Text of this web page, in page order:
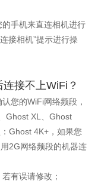
手机来直连相机进行
接相机”提示进行操
接不上WiFi？
您的WiFi网络频段，
Ghost XL、Ghost
Ghost 4K+，如果您
2G网络频段的机器连
有误请修改；